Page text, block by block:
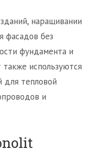
наращивании
фасадов без
фундамента и
используются
для тепловой
и